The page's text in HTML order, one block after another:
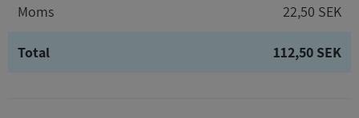
Moms 22,50 SEK
Total 112,50 SEK